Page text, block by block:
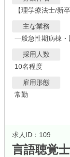
【理学療法士/新
主な業務
採用人数
10名程度
雇用形態
常勤
求人ID：109
言語聴覚士